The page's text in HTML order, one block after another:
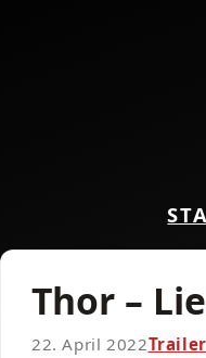
Thor –
22. April 2022Trailer